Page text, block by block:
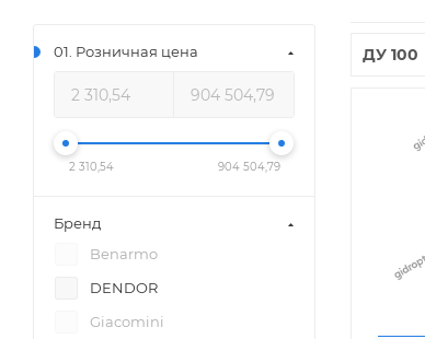
ДУ 100
01. Розничная цена
2 310,54 904 504,79
Бренд
Benarmo
DENDOR
Giacomini